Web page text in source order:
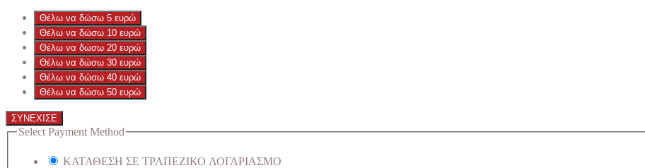
Θέλω να δώσω 5 ευρώ
Θέλω να δώσω 10 ευρώ
Θέλω να δώσω 20 ευρώ
Θέλω να δώσω 30 ευρώ
Θέλω να δώσω 40 ευρώ
Θέλω να δώσω 50 ευρώ
ΣΥΝΕΧΙΣΕ
Select Payment Method
ΚΑΤΑΘΕΣΗ ΣΕ ΤΡΑΠΕΖΙΚΟ ΛΟΓΑΡΙΑΣΜΟ